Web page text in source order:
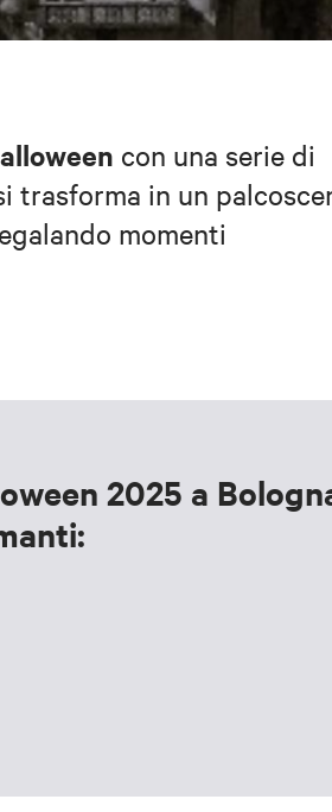
con una serie di
trasforma in un
momenti
2025 a